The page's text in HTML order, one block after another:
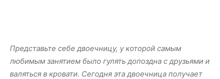
Представьте себе двоечницу, у которой самым
любимым занятием было гулять допоздна с друзьями и
валяться в кровати. Сегодня эта двоечница получает